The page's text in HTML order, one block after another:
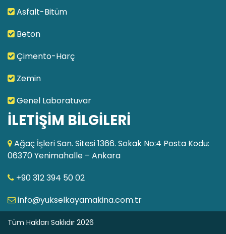
Asfalt-Bitüm
Beton
Çimento-Harç
Zemin
Genel Laboratuvar
İLETİŞİM BİLGİLERİ
Ağaç İşleri San. Sitesi 1366. Sokak No:4 Posta Kodu:
06370 Yenimahalle – Ankara
+90 312 394 50 02
info@yukselkayamakina.com.tr
Tüm Hakları Saklıdır 2026